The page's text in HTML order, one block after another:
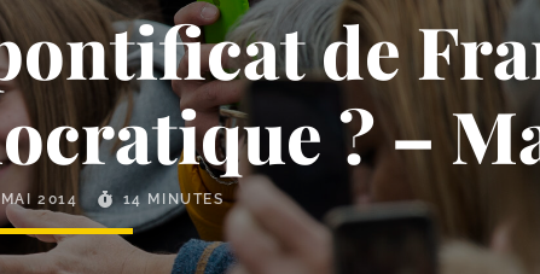
de
? –
2014 14 MINUTES